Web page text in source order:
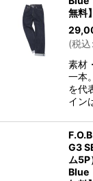
無料】
(税込:
素材
一本
を代
イン
G3
ム
Blue